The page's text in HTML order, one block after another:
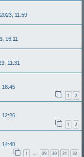
11:59
16:11
11:31
18:45
1 2
12:26
1 2
14:48
1 … 29 30 31 32